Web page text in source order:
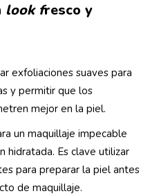
look fresco y
exfoliaciones suaves para
y permitir que los
mejor en la piel.
un maquillaje impecable
hidratada. Es clave utilizar
para preparar la piel antes
de maquillaje.